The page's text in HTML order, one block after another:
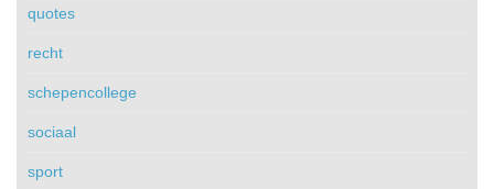
quotes
recht
schepencollege
sociaal
sport